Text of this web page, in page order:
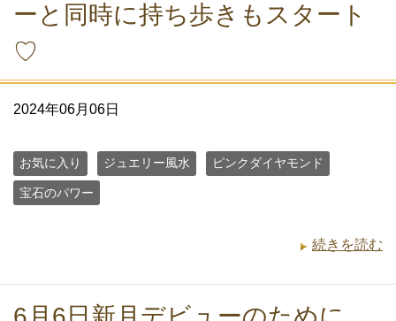
ーと同時に持ち歩きもスタート
♡
2024年06月06日
お気に入り ジュエリー風水 ピンクダイヤモンド
宝石のパワー
続きを読む